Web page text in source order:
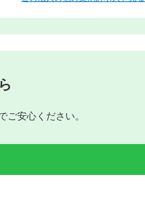
安心ください。